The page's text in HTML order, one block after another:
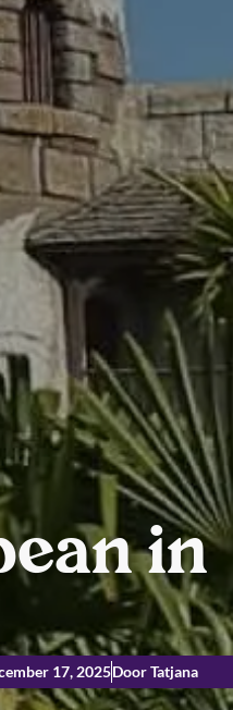
in
17, 2025Door Tatjana